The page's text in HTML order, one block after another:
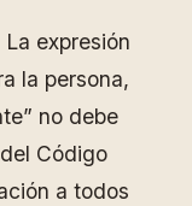
La expresión
la persona,
no debe
Código
a todos